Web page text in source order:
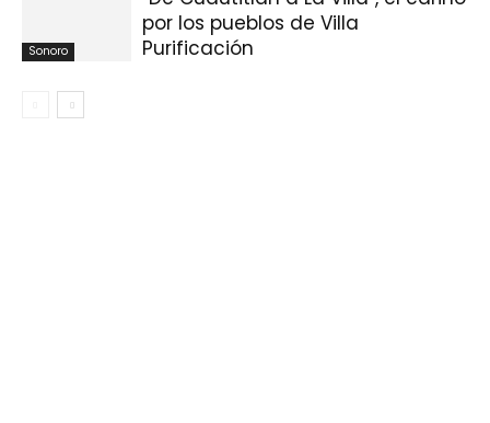
Sonoro
por los pueblos de Villa
Purificación